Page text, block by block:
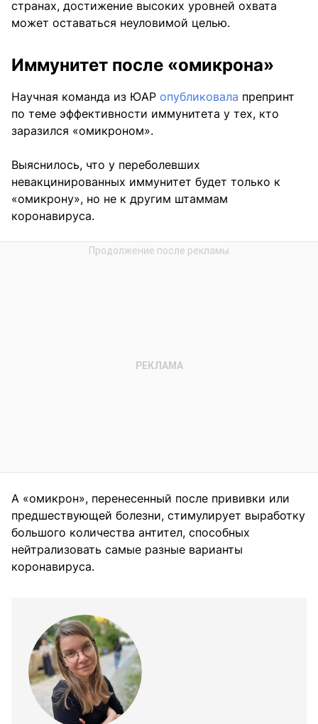
странах, достижение высоких уровней охвата
может оставаться неуловимой целью.
Иммунитет после «омикрона»
Научная команда из ЮАР опубликовала препринт
по теме эффективности иммунитета у тех, кто
заразился «омикроном».
Выяснилось, что у переболевших
невакцинированных иммунитет будет только к
«омикрону», но не к другим штаммам
коронавируса.
А «омикрон», перенесенный после прививки или
предшествующей болезни, стимулирует выработку
большого количества антител, способных
нейтрализовать самые разные варианты
коронавируса.